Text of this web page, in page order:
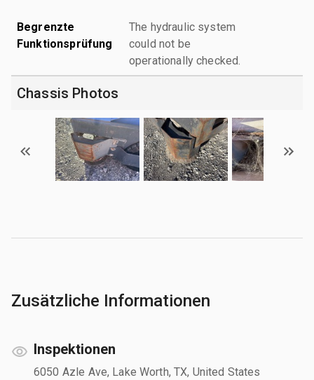
Begrenzte
Funktionsprüfung
The hydraulic system
could not be
operationally checked.
Chassis Photos
Zusätzliche Informationen
Inspektionen
6050 Azle Ave, Lake Worth, TX, United States